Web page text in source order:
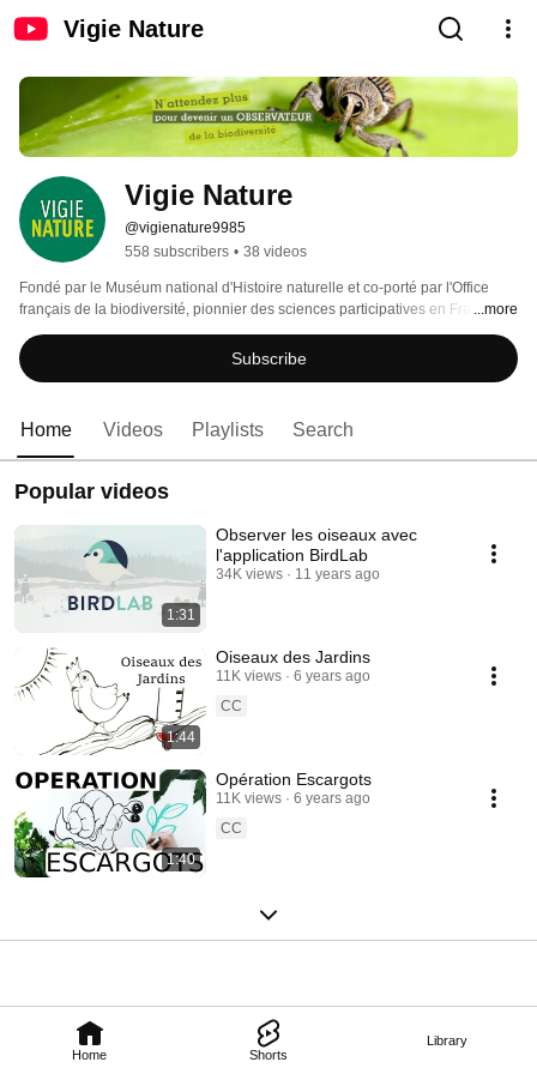
Vigie Nature
Home Shorts
Library
Vigie Nature
@vigienature9985
558 subscribers • 38 videos
Fondé par le Muséum national d'Histoire naturelle et co-porté par l'Office
français de la biodiversité, pionnier des sciences participatives en France
depuis 20 ans, Vigie-Nature est animé par des associations et mis en œuvre
grâce à des réseaux d’observateurs volontaires.
...more
Subscribe
Home Videos Playlists Search
Popular videos
1:31
Observer les oiseaux avec
l'application BirdLab
34K views 11 years ago
1:44
Oiseaux des Jardins
11K views
6 years ago
CC
1:40
Opération Escargots
11K views
6 years ago
CC